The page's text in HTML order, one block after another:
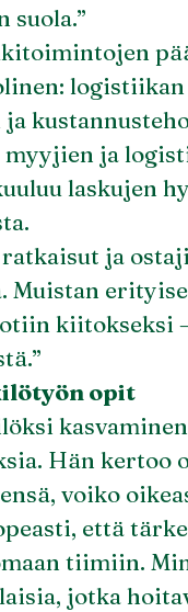
suola.”
ja
myyjien ja
laskujen
ratkaisut ja
Muistan
kiitokseksi
opit
Hän kertoo
voiko
että
tiimiin.
jotka